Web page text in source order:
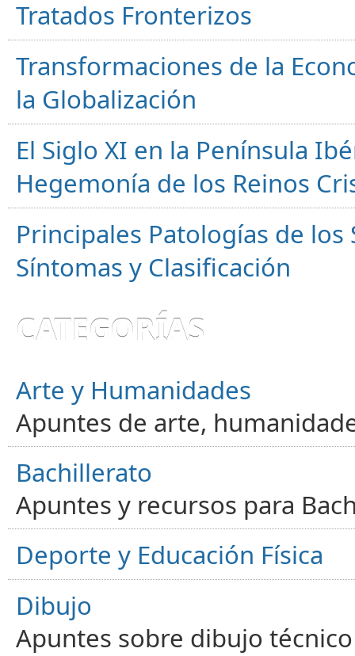
Tratados Fronterizos
Transformaciones de la
la Globalización
El Siglo XI en la Península
Hegemonía de los Reinos
Principales Patologías de
Síntomas y Clasificación
CATEGORÍAS
Arte y Humanidades
Apuntes de arte,
Bachillerato
Apuntes y recursos para
Deporte y Educación Física
Dibujo
Apuntes sobre dibujo